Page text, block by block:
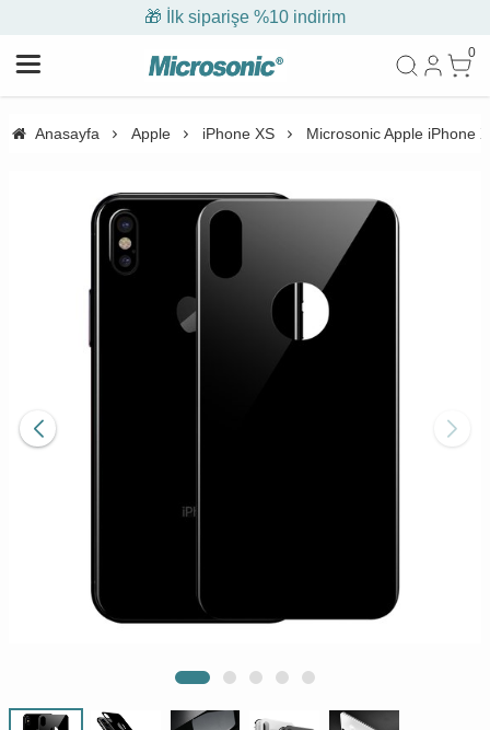
🎁 İlk siparişe %10 indirim
0
Anasayfa Apple iPhone XS Microsonic Apple iPhone